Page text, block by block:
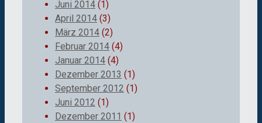
Juni 2014 (1)
April 2014 (3)
März 2014 (2)
Februar 2014 (4)
Januar 2014 (4)
Dezember 2013 (1)
September 2012 (1)
Juni 2012 (1)
Dezember 2011 (1)